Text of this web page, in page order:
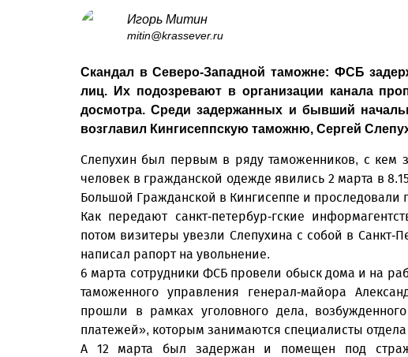
Игорь Митин
mitin@krassever.ru
Скандал в Северо-Западной таможне: ФСБ
лиц. Их подозревают в организации канала
досмотра. Среди задержанных и бывший
возглавил Кингисеппскую таможню, Сергей
Слепухин был первым в ряду таможенников, с кем
человек в гражданской одежде явились 2 марта в
Большой Гражданской в Кингисеппе и проследовали
Как передают санкт-петербур-гские
потом визитеры увезли Слепухина с собой в Санкт-
написал рапорт на увольнение.
6 марта сотрудники ФСБ провели обыск дома и на
таможенного управления генерал-майора
прошли в рамках уголовного дела,
платежей», которым занимаются специалисты
А 12 марта был задержан и помещен под